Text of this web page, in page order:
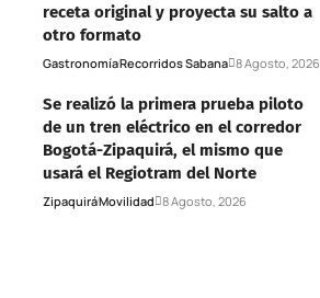
receta original y proyecta su salto a
otro formato
GastronomíaRecorridos Sabana 8 Agosto, 2026
Se realizó la primera prueba piloto
de un tren eléctrico en el corredor
Bogotá-Zipaquirá, el mismo que
usará el Regiotram del Norte
ZipaquiráMovilidad 8 Agosto, 2026